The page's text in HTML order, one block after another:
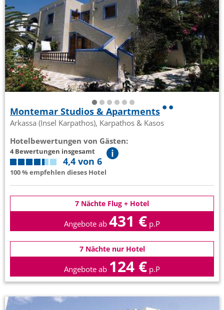
Montemar Studios & Apartments
Arkassa (Insel Karpathos), Karpathos & Kasos
Hotelbewertungen von Gästen:
4 Bewertungen insgesamt
4,4 von 6
100 % empfehlen dieses Hotel
7 Nächte Flug + Hotel
Angebote ab 431 € p.P
7 Nächte nur Hotel
Angebote ab 124 € p.P